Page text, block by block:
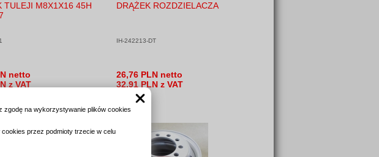
na wykorzystywanie plików cookies
przez podmioty trzecie w celu
TULEJI M8X1X16 45H
netto
z VAT
DRĄŻEK ROZDZIELACZA
IH-242213-DT
26,76 PLN netto
32,91 PLN z VAT